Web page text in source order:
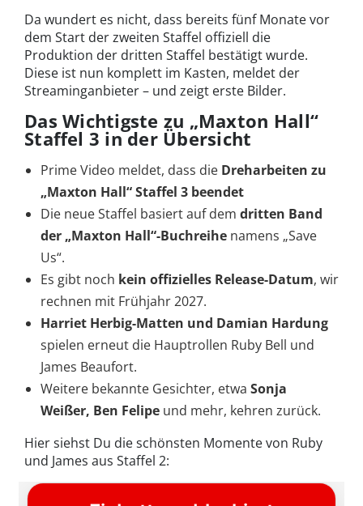
Da wundert es nicht, dass bereits fünf Monate vor
dem Start der zweiten Staffel offiziell die
Produktion der dritten Staffel bestätigt wurde.
Diese ist nun komplett im Kasten, meldet der
Streaminganbieter – und zeigt erste Bilder.
Das Wichtigste zu „Maxton Hall“
Staffel 3 in der Übersicht
Prime Video meldet, dass die Dreharbeiten zu
„Maxton Hall“ Staffel 3 beendet
Die neue Staffel basiert auf dem dritten Band
der „Maxton Hall“-Buchreihe namens „Save
Us“.
Es gibt noch kein offizielles Release-Datum, wir
rechnen mit Frühjahr 2027.
Harriet Herbig-Matten und Damian Hardung
spielen erneut die Hauptrollen Ruby Bell und
James Beaufort.
Weitere bekannte Gesichter, etwa Sonja
Weißer, Ben Felipe und mehr, kehren zurück.
Hier siehst Du die schönsten Momente von Ruby
und James aus Staffel 2: